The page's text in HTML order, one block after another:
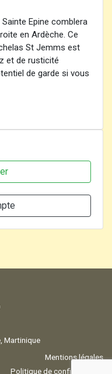
Epine comblera
en Ardèche. Ce
St Jemms est
et de rusticité
de garde si vous
Martinique
Mentions légales
Politique de confidentialité